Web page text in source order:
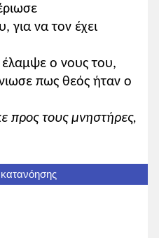
για να τον έχει
έλαμψε ο νους του,
πως θεός ήταν ο
προς τους μνηστήρες,